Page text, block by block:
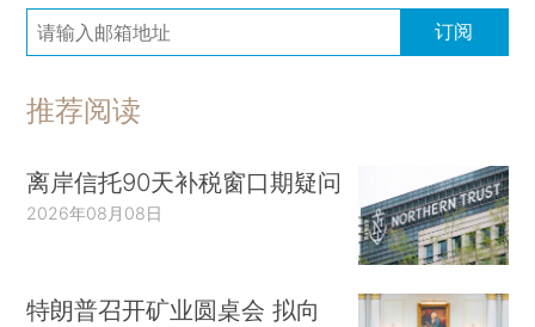
订阅
推荐阅读
离岸信托90天补税窗口期疑问
2026年08月08日
特朗普召开矿业圆桌会 拟向